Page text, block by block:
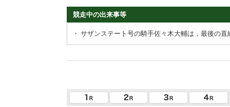
競走中の出来事等
・ サザンステート号の騎手佐々木大輔は，最後の